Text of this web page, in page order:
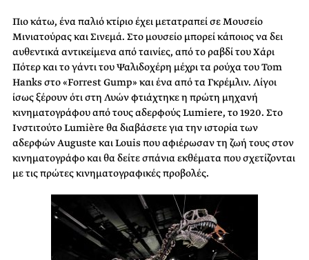
Πιο κάτω, ένα παλιό κτίριο έχει μετατραπεί σε Μουσείο
Μινιατούρας και Σινεμά. Στο μουσείο μπορεί κάποιος να δει
αυθεντικά αντικείμενα από ταινίες, από το ραβδί του Χάρι
Πότερ και το γάντι του Ψαλιδοχέρη μέχρι τα ρούχα του Tom
Hanks στο «Forrest Gump» και ένα από τα Γκρέμλιν. Λίγοι
ίσως ξέρουν ότι στη Λυών φτιάχτηκε η πρώτη μηχανή
κινηματογράφου από τους αδερφούς Lumiere, τo 1920. Στο
Ινστιτούτο Lumière θα διαβάσετε για την ιστορία των
αδερφών Auguste και Louis που αφιέρωσαν τη ζωή τους στον
κινηματογράφο και θα δείτε σπάνια εκθέματα που σχετίζονται
με τις πρώτες κινηματογραφικές προβολές.